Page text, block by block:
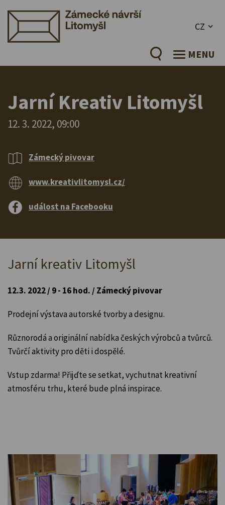
CZ
MENU
Jarní Kreativ Litomyšl
12. 3. 2022, 09:00
Zámecký pivovar
www.kreativlitomysl.cz/
událost na Facebooku
Jarní kreativ Litomyšl
12.3. 2022 / 9 - 16 hod. / Zámecký pivovar
Prodejní výstava autorské tvorby a designu.
Různorodá a originální nabídka českých výrobců a tvůrců.
Tvůrčí aktivity pro děti i dospělé.
Vstup zdarma! Přijďte se setkat, vychutnat kreativní
atmosféru trhu, které bude plná inspirace.